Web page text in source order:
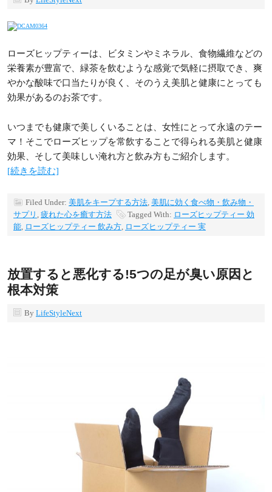
ローズヒップティーは、ビタミンやミネラル、食物繊維などの
栄養素が豊富で、緑茶を飲むような感覚で気軽に摂取でき、爽
やかな酸味で口当たりが良く、そのうえ美肌と健康にとっても
効果があるのお茶です。
いつまでも健康で美しくいることは、女性にとって永遠のテー
マ！そこでローズヒップを常飲することで得られる美肌と健康
効果、そして美味しい淹れ方と飲み方もご紹介します。
[続きを読む]
Filed Under: 美肌をキープする方法 美肌に効く食べ物・飲み物・
サプリ 疲れた心を癒す方法 Tagged With: ローズヒップティー 効
能 ローズヒップティー 飲み方 ローズヒップティー 実
放置すると悪化する!5つの足が臭い原因と
根本対策
By LifeStyleNext